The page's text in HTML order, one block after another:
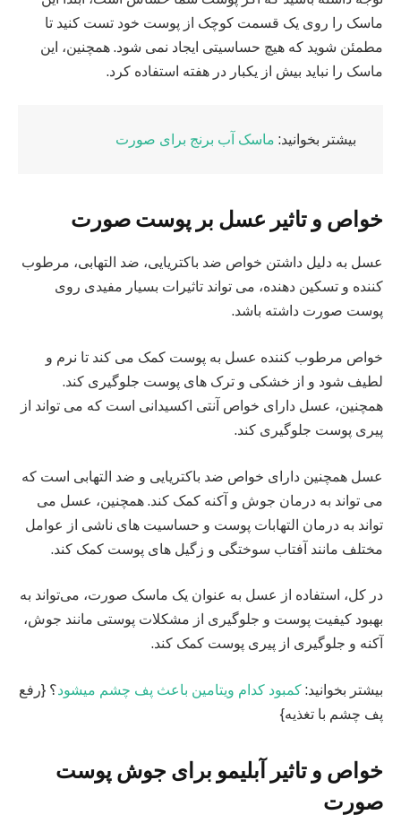
ماسک را روی یک قسمت کوچک از پوست خود تست کنید تا
مطمئن شوید که هیچ حساسیتی ایجاد نمی‌ شود. همچنین، این
ماسک را نباید بیش از یکبار در هفته استفاده کرد.
بیشتر بخوانید: ماسک آب برنج برای صورت
خواص و تاثیر عسل بر پوست صورت
عسل به دلیل داشتن خواص ضد باکتریایی، ضد التهابی، مرطوب‌
کننده و تسکین‌ دهنده، می‌ تواند تاثیرات بسیار مفیدی روی
پوست صورت داشته باشد.
خواص مرطوب‌ کننده عسل به پوست کمک می‌ کند تا نرم و
لطیف شود و از خشکی و ترک‌ های پوست جلوگیری کند.
همچنین، عسل دارای خواص آنتی‌ اکسیدانی است که می‌ تواند از
پیری پوست جلوگیری کند.
عسل همچنین دارای خواص ضد باکتریایی و ضد التهابی است که
می‌ تواند به درمان جوش و آکنه کمک کند. همچنین، عسل می‌
تواند به درمان التهابات پوست و حساسیت‌ های ناشی از عوامل
مختلف مانند آفتاب سوختگی و زگیل‌ های پوست کمک کند.
در کل، استفاده از عسل به عنوان یک ماسک صورت، می‌تواند به
بهبود کیفیت پوست و جلوگیری از مشکلات پوستی مانند جوش،
آکنه و جلوگیری از پیری پوست کمک کند.
بیشتر بخوانید: کمبود کدام ویتامین باعث پف چشم میشود؟ {رفع
پف چشم با تغذیه}
خواص و تاثیر آبلیمو برای جوش پوست
صورت